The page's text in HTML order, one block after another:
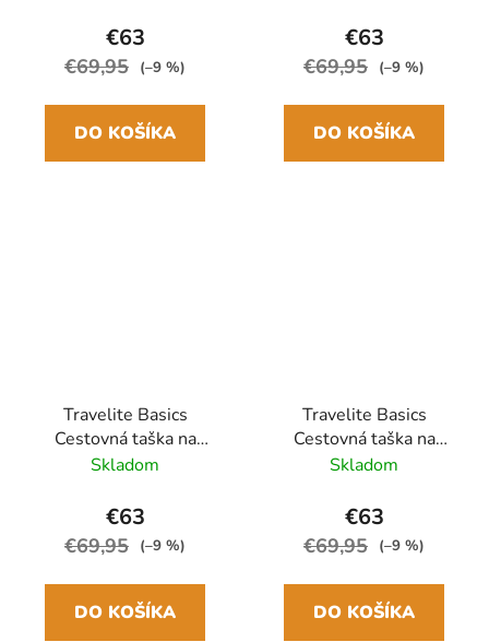
Rozšíriteľná
€63
€69,95 (–9 %)
DO KOŠÍKA
€63
€69,95 (–9 %)
DO KOŠÍKA
Travelite Basics
Cestovná taška na
kolieskach M 70 cm
Rozšíriteľná
Skladom
€63
€69,95 (–9 %)
DO KOŠÍKA
Travelite Basics
Cestovná taška na
kolieskach M 70 cm
Skladom
€63
€69,95 (–9 %)
DO KOŠÍKA